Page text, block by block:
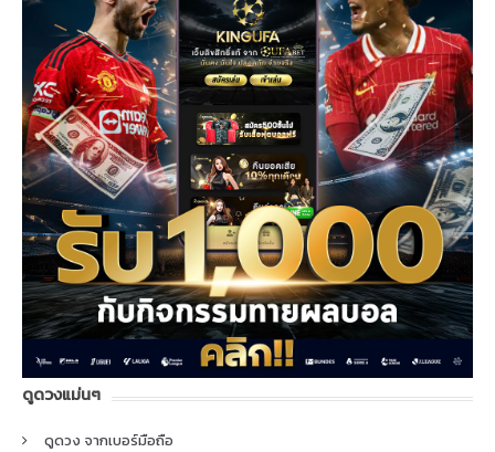
ดูดวงแม่นๆ
ดูดวง จากเบอร์มือถือ